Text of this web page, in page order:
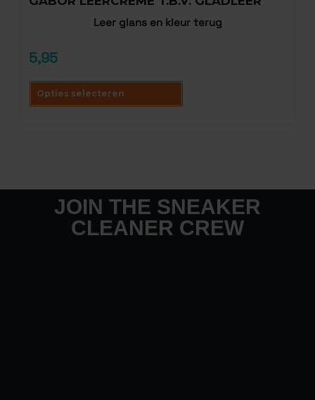
Leer glans en kleur terug
5,95
Opties selecteren
JOIN THE SNEAKER
CLEANER CREW